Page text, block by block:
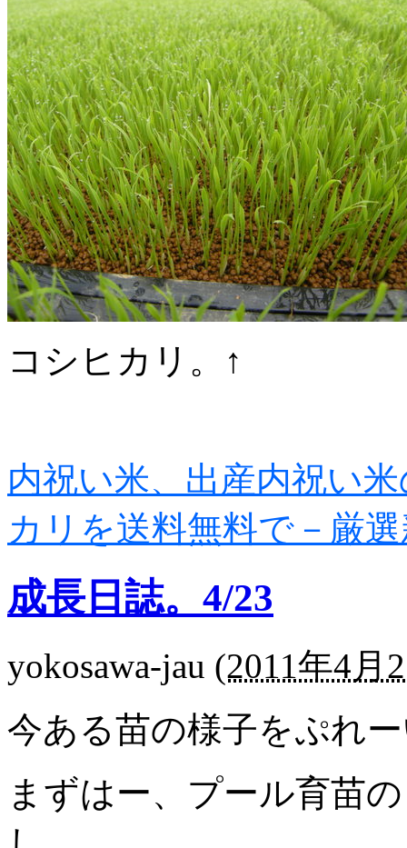
コシヒカリ。↑
内祝い米、出産内祝い
カリを送料無料で－厳
成長日誌。4/23
yokosawa-jau (2011年4月
今ある苗の様子をぷれ
まずはー、プール育苗